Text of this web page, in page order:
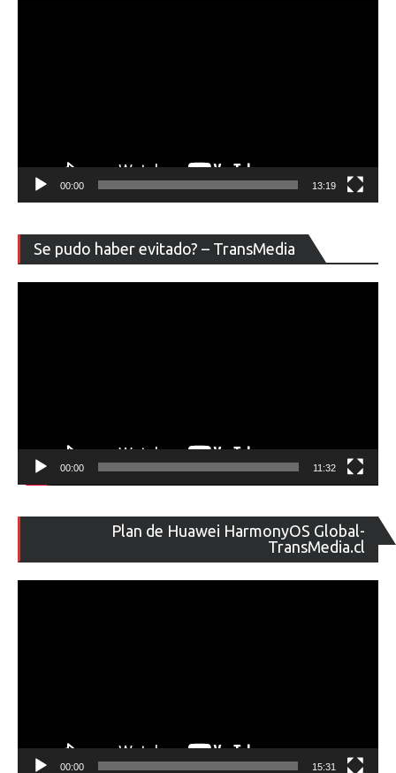
00:00 13:19
Se pudo haber evitado? – TransMedia
de
00:00 11:32
Plan de Huawei HarmonyOS Global-
TransMedia.cl
de
00:00 15:31